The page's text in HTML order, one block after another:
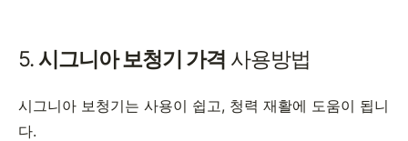
5.시그니아 보청기 가격 사용방법
시그니아 보청기는 사용이 쉽고, 청력 재활에 도움이 됩니
다.